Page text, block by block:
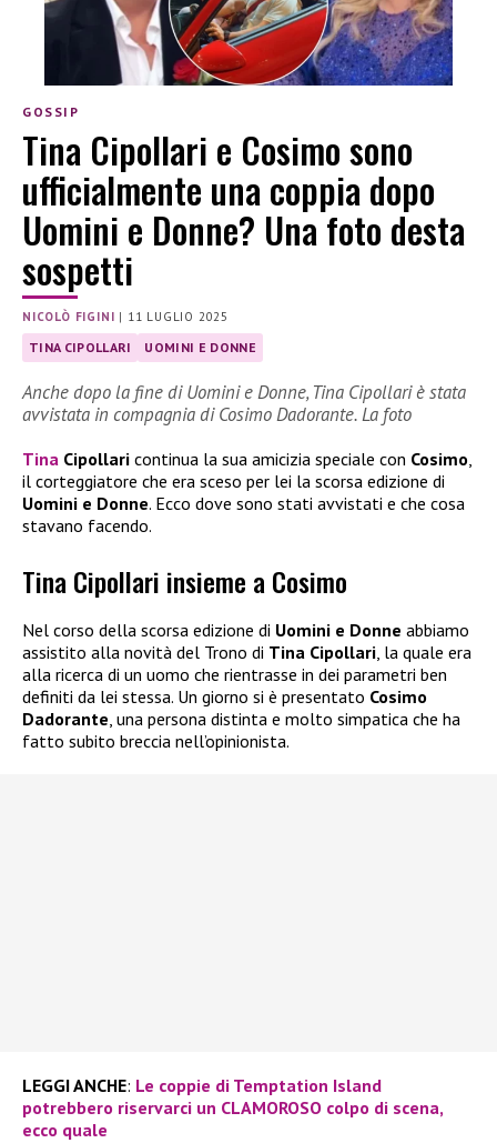
GOSSIP
Tina Cipollari e Cosimo sono
ufficialmente una coppia dopo
Uomini e Donne? Una foto desta
sospetti
NICOLÒ FIGINI | 11 LUGLIO 2025
TINA CIPOLLARI UOMINI E DONNE
Anche dopo la fine di Uomini e Donne, Tina Cipollari è stata
avvistata in compagnia di Cosimo Dadorante. La foto
Tina Cipollari continua la sua amicizia speciale con Cosimo,
il corteggiatore che era sceso per lei la scorsa edizione di
Uomini e Donne. Ecco dove sono stati avvistati e che cosa
stavano facendo.
Tina Cipollari insieme a Cosimo
Nel corso della scorsa edizione di Uomini e Donne abbiamo
assistito alla novità del Trono di Tina Cipollari, la quale era
alla ricerca di un uomo che rientrasse in dei parametri ben
definiti da lei stessa. Un giorno si è presentato Cosimo
Dadorante, una persona distinta e molto simpatica che ha
fatto subito breccia nell’opinionista.
LEGGI ANCHE: Le coppie di Temptation Island
potrebbero riservarci un CLAMOROSO colpo di scena,
ecco quale